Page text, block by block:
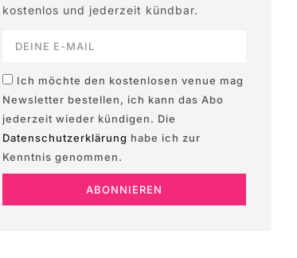
kostenlos und jederzeit kündbar.
Ich möchte den kostenlosen venue mag
Newsletter bestellen, ich kann das Abo
jederzeit wieder kündigen. Die
Datenschutzerklärung habe ich zur
Kenntnis genommen.
ABONNIEREN